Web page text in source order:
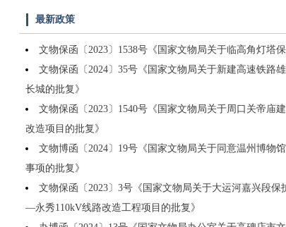
最新政策
文物保函〔2023〕1538号《国家文物局关于临高角灯塔保
文物保函〔2024〕35号《国家文物局关于新建高速铁路
长城的批复》
文物保函〔2023〕1540号《国家文物局关于周口关帝庙
改造项目的批复》
文物博函〔2024〕19号《国家文物局关于同意温州博物
事项的批复》
文物保函〔2023〕3号《国家文物局关于大运河嘉兴段
—永秀110kV线路改造工程项目的批复》